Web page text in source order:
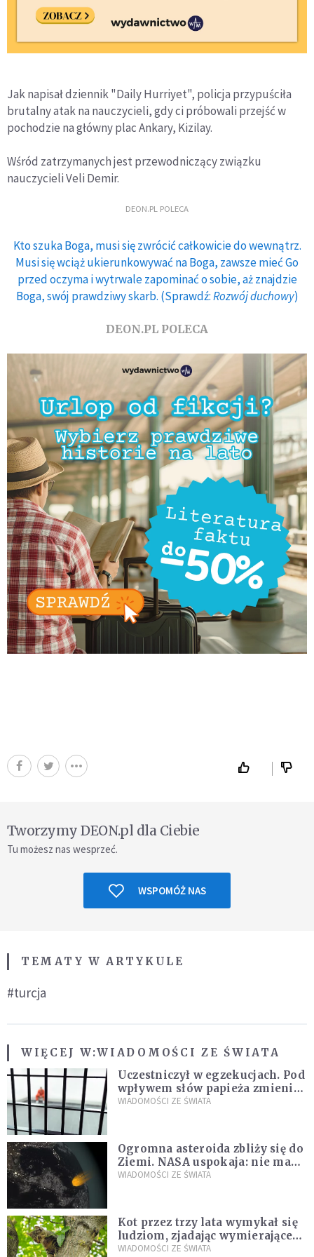
Jak napisał dziennik "Daily Hurriyet", policja przypuściła
brutalny atak na nauczycieli, gdy ci próbowali przejść w
pochodzie na główny plac Ankary, Kizilay.
Wśród zatrzymanych jest przewodniczący związku
nauczycieli Veli Demir.
DEON.PL POLECA
Kto szuka Boga, musi się zwrócić całkowicie do wewnątrz.
Musi się wciąż ukierunkowywać na Boga, zawsze mieć Go
przed oczyma i wytrwale zapominać o sobie, aż znajdzie
Boga, swój prawdziwy skarb. (Sprawdź:Rozwój duchowy)
DEON.PL POLECA
Tworzymy DEON.pl dla Ciebie
Tu możesz nas wesprzeć.
WSPOMÓŻ NAS
TEMATY W ARTYKULE
#turcja
WIĘCEJ W:WIADOMOŚCI ZE ŚWIATA
Uczestniczył w egzekucjach. Pod
wpływem słów papieża zmienił
zdanie
WIADOMOŚCI ZE ŚWIATA
Ogromna asteroida zbliży się do
Ziemi. NASA uspokaja: nie ma
zagrożenia
WIADOMOŚCI ZE ŚWIATA
Kot przez trzy lata wymykał się
ludziom, zjadając wymierające
kaczki. W końcu popełnił
WIADOMOŚCI ZE ŚWIATA